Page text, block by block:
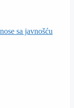
sa javnošću